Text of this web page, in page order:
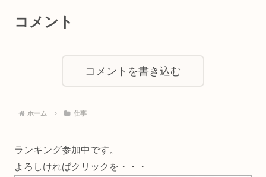
コメント
コメントを書き込む
ホーム 仕事
ランキング参加中です。
よろしければクリックを・・・